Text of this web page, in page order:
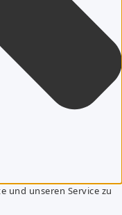
und unseren Service zu